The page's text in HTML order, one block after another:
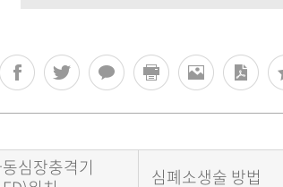
심장충격기
심폐소생술 방법